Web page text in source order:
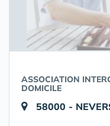
ASSOCIATION
DOMICILE
58000 -